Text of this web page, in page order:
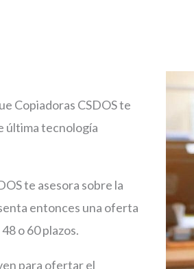
Copiadoras CSDOS te
última tecnología
te asesora sobre la
entonces una oferta
o 60 plazos.
para ofertar el